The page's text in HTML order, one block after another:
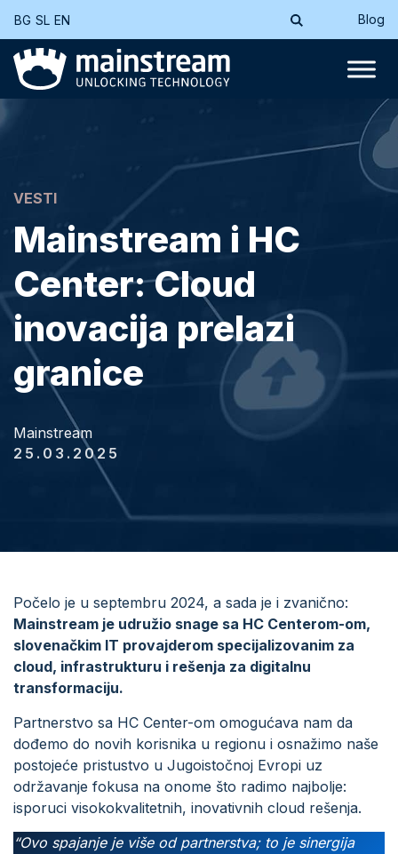
BG SL EN Blog
VESTI
Mainstream i HC
Center: Cloud
inovacija prelazi
granice
Mainstream
25.03.2025
Počelo je u septembru 2024, a sada je i zvanično:
Mainstream je udružio snage sa HC Centerom-om,
slovenačkim IT provajderom specijalizovanim za
cloud, infrastrukturu i rešenja za digitalnu
transformaciju.
Partnerstvo sa HC Center-om omogućava nam da
dođemo do novih korisnika u regionu i osnažimo naše
postojeće pristustvo u Jugoistočnoj Evropi uz
održavanje fokusa na onome što radimo najbolje:
isporuci visokokvalitetnih, inovativnih cloud rešenja.
“Ovo spajanje je više od partnerstva; to je sinergija